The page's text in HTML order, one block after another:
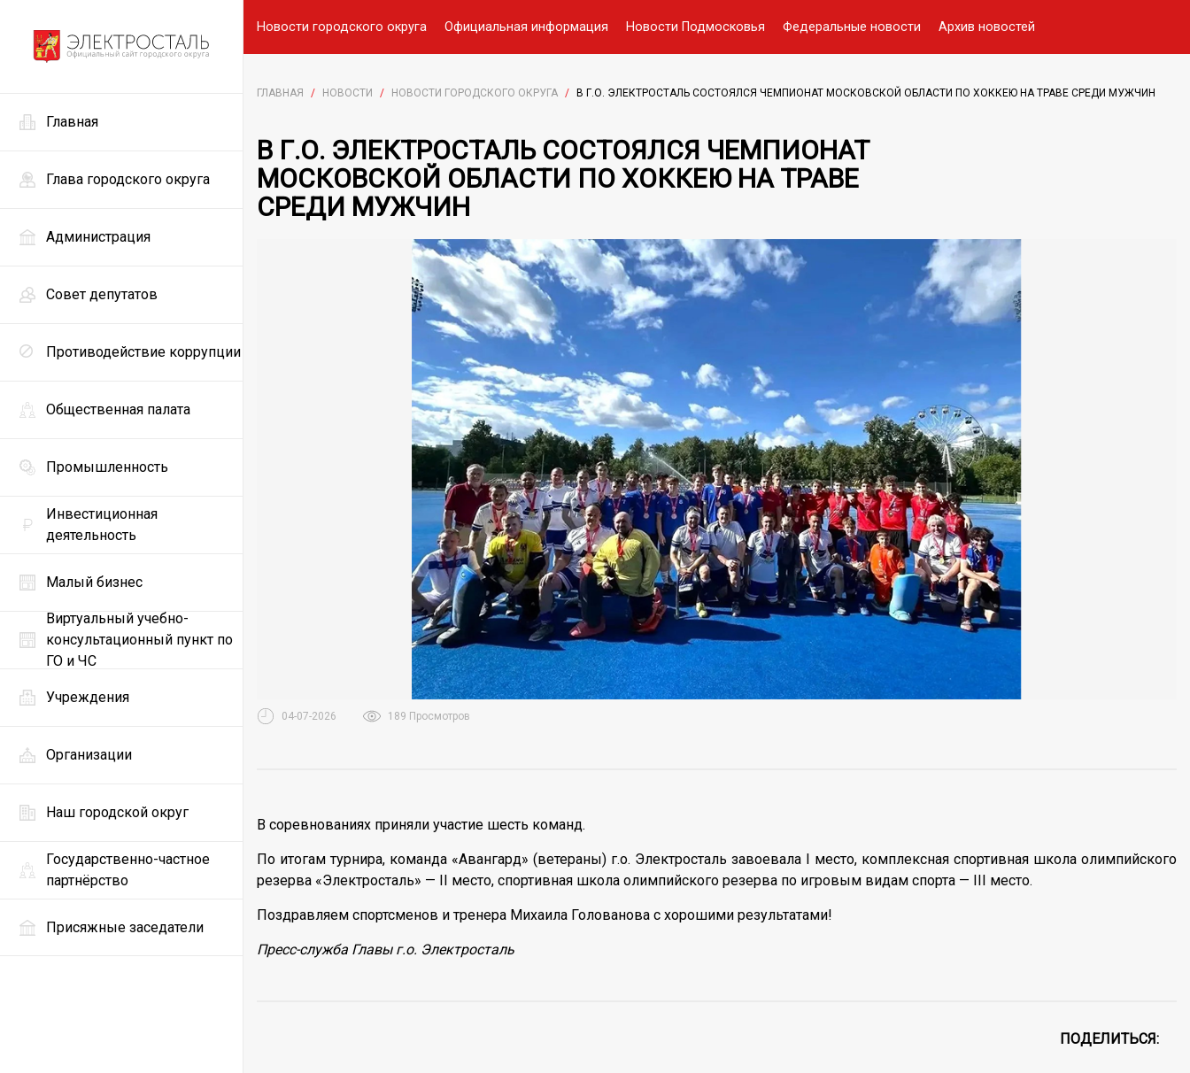
Главная
Глава городского округа
Администрация
Совет депутатов
Противодействие коррупции
Общественная палата
Промышленность
Инвестиционная
деятельность
Малый бизнес
Виртуальный учебно-
консультационный пункт по
ГО и ЧС
Учреждения
Организации
Наш городской округ
Государственно-частное
партнёрство
Присяжные заседатели
Новости городского округа Официальная информация Новости Подмосковья Федеральные новости Архив новостей
ГЛАВНАЯ / НОВОСТИ / НОВОСТИ ГОРОДСКОГО ОКРУГА / В Г.О. ЭЛЕКТРОСТАЛЬ СОСТОЯЛСЯ ЧЕМПИОНАТ МОСКОВСКОЙ ОБЛАСТИ ПО ХОККЕЮ НА ТРАВЕ СРЕДИ МУЖЧИН
В Г.О. ЭЛЕКТРОСТАЛЬ СОСТОЯЛСЯ ЧЕМПИОНАТ
МОСКОВСКОЙ ОБЛАСТИ ПО ХОККЕЮ НА ТРАВЕ
СРЕДИ МУЖЧИН
04-07-2026 189 Просмотров
В соревнованиях приняли участие шесть команд.
По итогам турнира, команда «Авангард» (ветераны) г.о. Электросталь завоевала I место, комплексная спортивная школа олимпийского
резерва «Электросталь» — II место, спортивная школа олимпийского резерва по игровым видам спорта — III место.
Поздравляем спортсменов и тренера Михаила Голованова с хорошими результатами!
Пресс-служба Главы г.о. Электросталь
ПОДЕЛИТЬСЯ: